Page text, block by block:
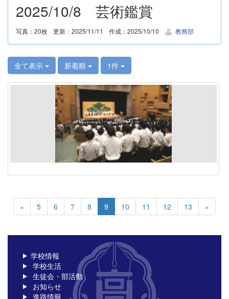
2025/10/8 芸術鑑賞
写真：20枚 更新：2025/11/11 作成：2025/10/10 教務部
全て表示 新着順 1件
« 5 6 7 8 9 10 11 12 13 »
学校情報
学校生活
生徒会・部活動
お知らせ
進路情報